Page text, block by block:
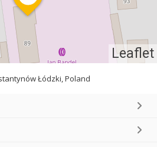
Leaflet
Łódzki, Poland